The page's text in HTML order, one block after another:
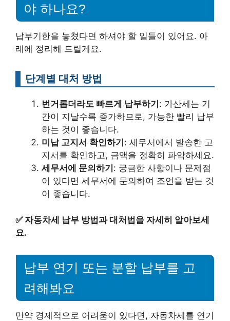
야 하나요?
납부기한을 놓쳤다면 하셔야 할 일들이 있어요. 아
래에 정리해 드릴게요.
단계별 대처 방법
번거롭더라도 빠르게 납부하기 : 가산세는 기
간이 지날수록 증가하므로, 가능한 빨리 납부
하는 것이 좋습니다.
미납 고지서 확인하기 : 세무서에서 발송한 고
지서를 확인하고, 금액을 정확히 파악하세요.
세무서에 문의하기 : 궁금한 사항이나 문제점
이 있다면 세무서에 문의하여 조언을 받는 것
이 좋습니다.
✅ 자동차세 납부 방법과 대처법을 자세히 알아보세
요.
납부 연기 또는 분할 납부를 고
려해봐요
만약 경제적으로 어려움이 있다면, 자동차세를 연기